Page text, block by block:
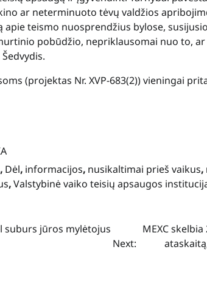
ar neterminuoto tėvų valdžios
teismo nuosprendžius bylose,
pobūdžio, nepriklausomai nuo to,
(projektas Nr. XVP-683(2)) vieningai
, Dėl, informacijos, nusikaltimai prieš vaikus,
,Valstybinė vaiko teisių apsaugos
suburs jūros mylėtojus
Next:
MEXC